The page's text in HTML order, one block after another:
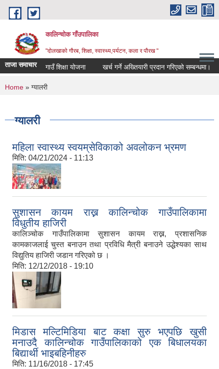
Skip to main content
कालिन्चोक गाँउपालिका
"दोलखाको गौरब, शिक्षा, स्वास्थ्य,पर्यटन, कला र पौरख "
ताजा समाचार गाउँ शिक्षा योजना खर्च गर्ने अख्तियारी प्रदान गरिएको सम्बन्धमा।
You are here
Home » ग्यालरी
ग्यालरी
महिला स्वास्थ्य स्वयम्‌सेविकाको अवलोकन भ्रमण
मिति: 04/21/2024 - 11:13
सुशासन कायम राख्न कालिन्चोक गाउँपालिकामा
विधुतीय हाजिरी
कालिञ्चोक गाउँपालिकामा सुशासन कायम राख्न, प्रशासनिक
कामकाजलाई चुस्त बनाउन तथा प्रविधि मैत्री बनाउने उद्धेश्यका साथ
विद्युतिय हाजिरी जडान गरिएको छ ।
मिति: 12/12/2018 - 19:10
मिडास मल्टिमिडिया बाट कक्षा सुरु भएपछि खुसी
मनाउदै कालिन्चोक गाउँपालिकाको एक बिधालयका
बिद्यार्थी भाइबहिनीहरु
मिति: 11/16/2018 - 17:45